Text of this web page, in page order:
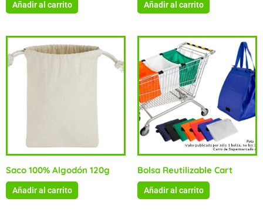
Añadir al carrito Añadir al carrito
Saco 100% Algodón 120g
Añadir al carrito
Bolsa Reutilizable Cart
Añadir al carrito